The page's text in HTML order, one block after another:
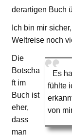
derartigen Buch
Ich bin mir
Weltreise noch
Es
fühlte
von
Die
Botscha
ft im
Buch ist
eher,
dass
man